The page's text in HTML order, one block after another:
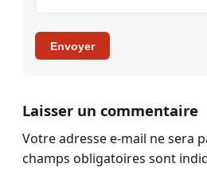
Envoyer
Laisser un commentaire
Votre adresse e-mail ne sera
champs obligatoires sont